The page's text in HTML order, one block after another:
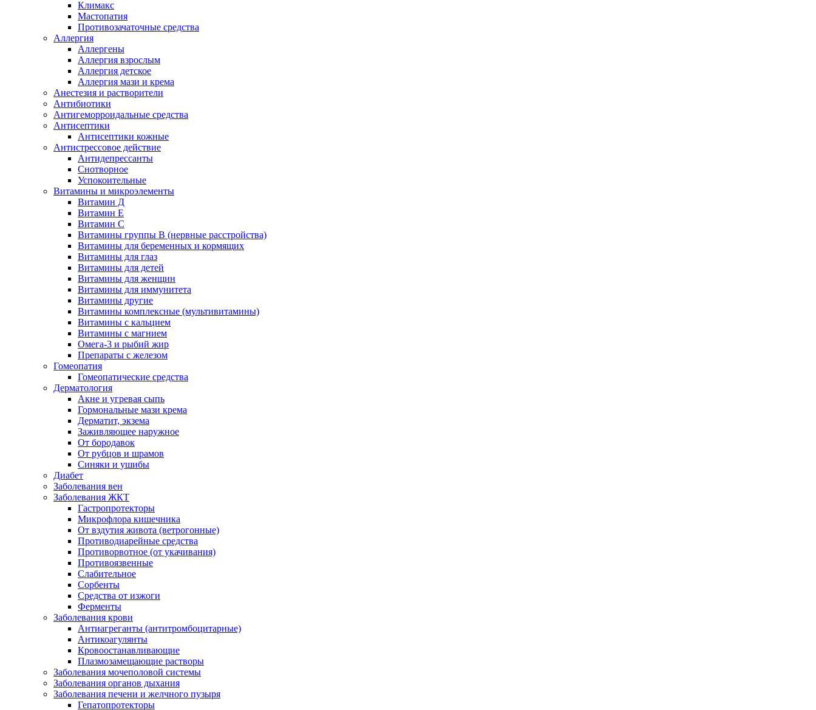
Климакс
Мастопатия
Противозачаточные средства
Аллергия
Аллергены
Аллергия взрослым
Аллергия детское
Аллергия мази и крема
Анестезия и растворители
Антибиотики
Антигеморроидальные средства
Антисептики
Антисептики кожные
Антистрессовое действие
Антидепрессанты
Снотворное
Успокоительные
Витамины и микроэлементы
Витамин Д
Витамин Е
Витамин С
Витамины группы В (нервные расстройства)
Витамины для беременных и кормящих
Витамины для глаз
Витамины для детей
Витамины для женщин
Витамины для иммунитета
Витамины другие
Витамины комплексные (мультивитамины)
Витамины с кальцием
Витамины с магнием
Омега-3 и рыбий жир
Препараты с железом
Гомеопатия
Гомеопатические средства
Дерматология
Акне и угревая сыпь
Гормональные мази крема
Дерматит, экзема
Заживляющее наружное
От бородавок
От рубцов и шрамов
Синяки и ушибы
Диабет
Заболевания вен
Заболевания ЖКТ
Гастропротекторы
Микрофлора кишечника
От вздутия живота (ветрогонные)
Противодиарейные средства
Противорвотное (от укачивания)
Противоязвенные
Слабительное
Сорбенты
Средства от изжоги
Ферменты
Заболевания крови
Антиагреганты (антитромбоцитарные)
Антикоагулянты
Кровоостанавливающие
Плазмозамещающие растворы
Заболевания мочеполовой системы
Заболевания органов дыхания
Заболевания печени и желчного пузыря
Гепатопротекторы